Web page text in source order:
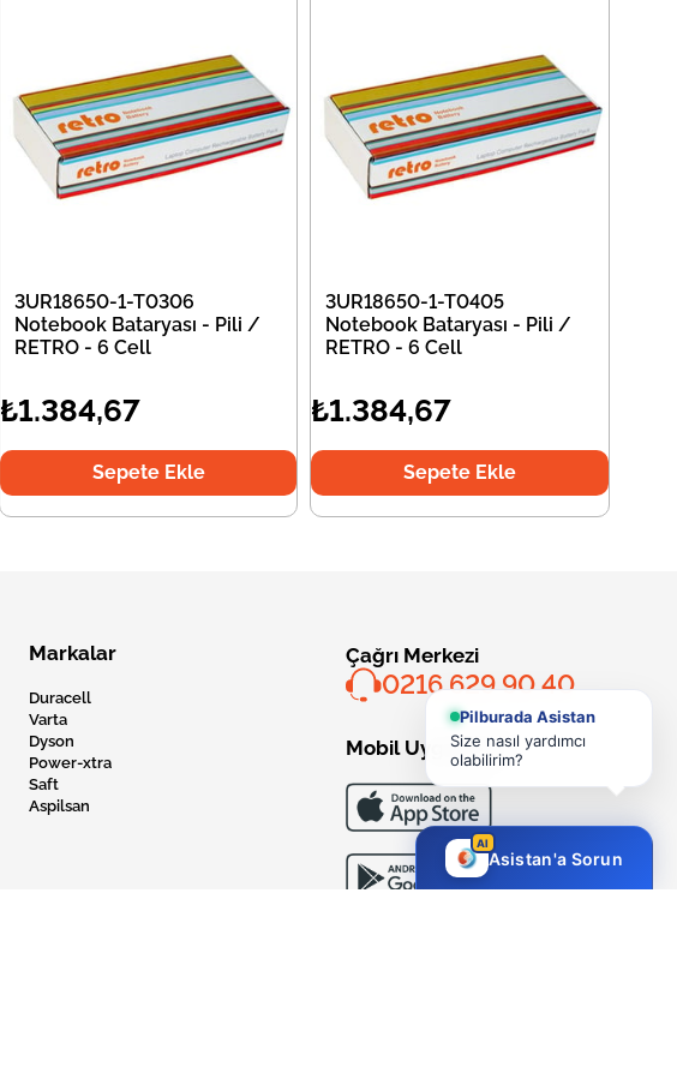
3UR18650-1-T0306
Notebook Bataryası - Pili /
RETRO - 6 Cell
₺1.384,67
Sepete Ekle
3UR18650-1-T0405
Notebook Bataryası - Pili /
RETRO - 6 Cell
₺1.384,67
Sepete Ekle
Markalar
Duracell
Varta
Dyson
Power-xtra
Saft
Aspilsan
Çağrı Merkezi
0216 629 90 40
Mobil Uygulama
Pilburada Asistan
Size nasıl yardımcı
olabilirim?
AI
Asistan'a Sorun